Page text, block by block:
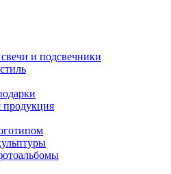
и подсвечники
продукция